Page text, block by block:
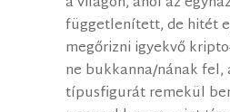
függetlenített, de hitét
megőrizni igyekvő
ne bukkanna/nának fel,
típusfigurát remekül